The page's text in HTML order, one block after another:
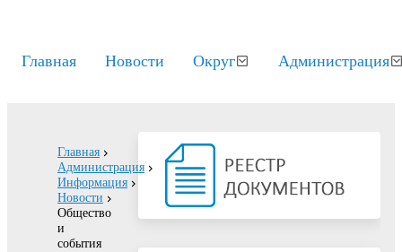
Главная Новости Округ Администрация
Главная
Администрация
Информация
Новости
Общество
и
события